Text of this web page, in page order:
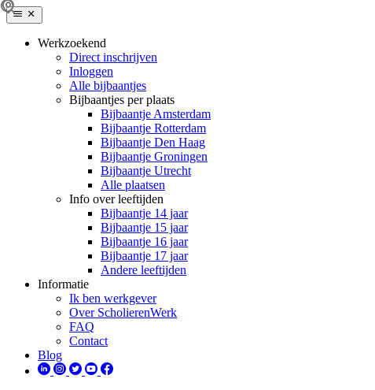
Werkzoekend
Direct inschrijven
Inloggen
Alle bijbaantjes
Bijbaantjes per plaats
Bijbaantje Amsterdam
Bijbaantje Rotterdam
Bijbaantje Den Haag
Bijbaantje Groningen
Bijbaantje Utrecht
Alle plaatsen
Info over leeftijden
Bijbaantje 14 jaar
Bijbaantje 15 jaar
Bijbaantje 16 jaar
Bijbaantje 17 jaar
Andere leeftijden
Informatie
Ik ben werkgever
Over ScholierenWerk
FAQ
Contact
Blog